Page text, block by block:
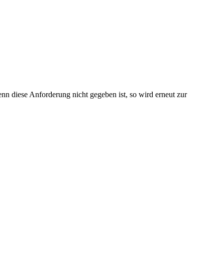
diese Anforderung nicht gegeben ist, so wird erneut zur